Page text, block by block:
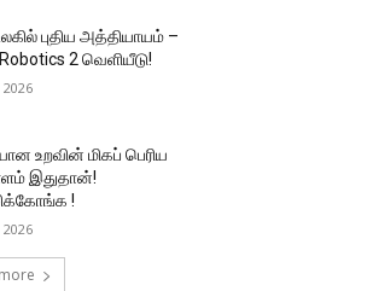
புதிய அத்தியாயம் –
2 வெளியீடு!
உறவின் மிகப் பெரிய
இதுதான்!
!